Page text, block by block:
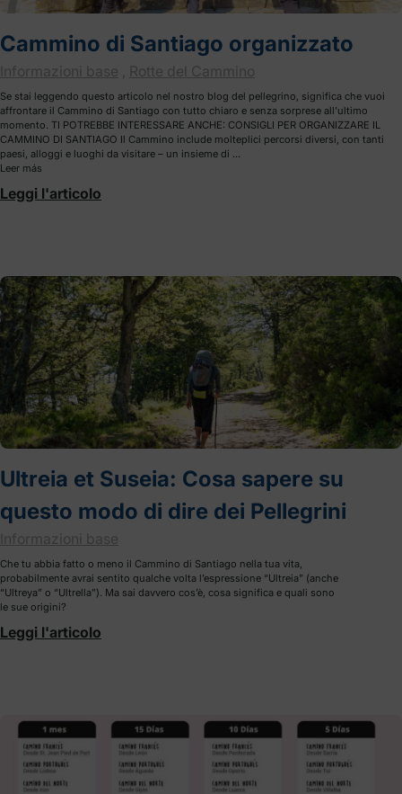
Cammino di Santiago organizzato
Informazioni base Rotte del Cammino
Se stai leggendo questo articolo nel nostro blog del pellegrino, significa che vuoi
affrontare il Cammino di Santiago con tutto chiaro e senza sorprese all’ultimo
momento. TI POTREBBE INTERESSARE ANCHE: CONSIGLI PER ORGANIZZARE IL
CAMMINO DI SANTIAGO Il Cammino include molteplici percorsi diversi, con tanti
paesi, alloggi e luoghi da visitare – un insieme di …
Leer más
Leggi l'articolo
Ultreia et Suseia: Cosa sapere su
questo modo di dire dei Pellegrini
Informazioni base
Che tu abbia fatto o meno il Cammino di Santiago nella tua vita,
probabilmente avrai sentito qualche volta l’espressione “Ultreia” (anche
“Ultreya” o “Ultrella”). Ma sai davvero cos’è, cosa significa e quali sono
le sue origini?
Leggi l'articolo